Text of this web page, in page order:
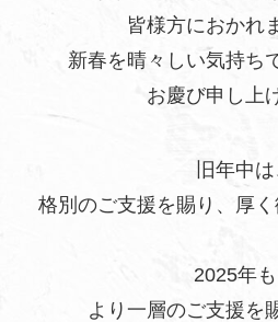
皆様方におかれ
新春を晴々しい気持ち
お慶び申し上
旧年中は
格別のご支援を賜り、厚く
2025年も
より一層のご支援を